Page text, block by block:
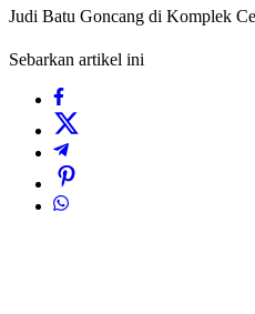
Judi Batu Goncang di Komplek
Sebarkan artikel ini